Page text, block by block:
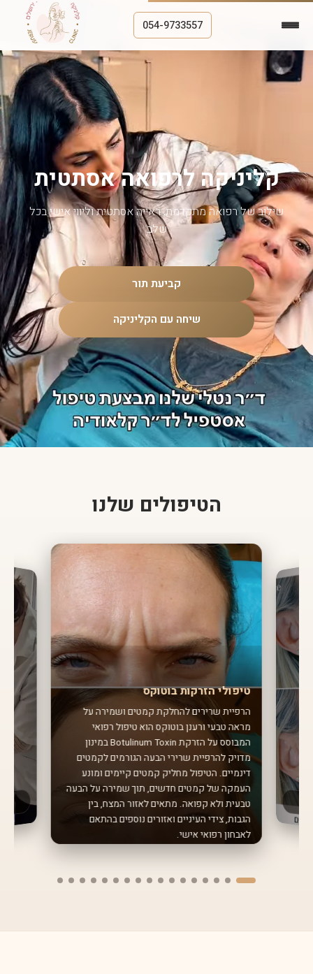
054-9733557
קליניקה לרפואה אסתטית
שילוב של רפואה מתקדמת, ראייה אסתטית וליווי אישי בכל
שלב
קביעת תור
שיחה עם הקליניקה
הטיפולים שלנו
טיפולי הזרקות בוטוקס
הרפיית שרירים להחלקת קמטים ושמירה על
מראה טבעי ורענן בוטוקס הוא טיפול רפואי
המבוסס על הזרקת Botulinum Toxin במינון
מדויק להרפיית שרירי הבעה הגורמים לקמטים
דינמיים. הטיפול מחליק קמטים קיימים ומונע
העמקה של קמטים חדשים, תוך שמירה על הבעה
טבעית ולא קפואה. מתאים לאזור המצח, בין
הגבות, צידי העיניים ואזורים נוספים בהתאם
לאבחון רפואי אישי.
טיפול